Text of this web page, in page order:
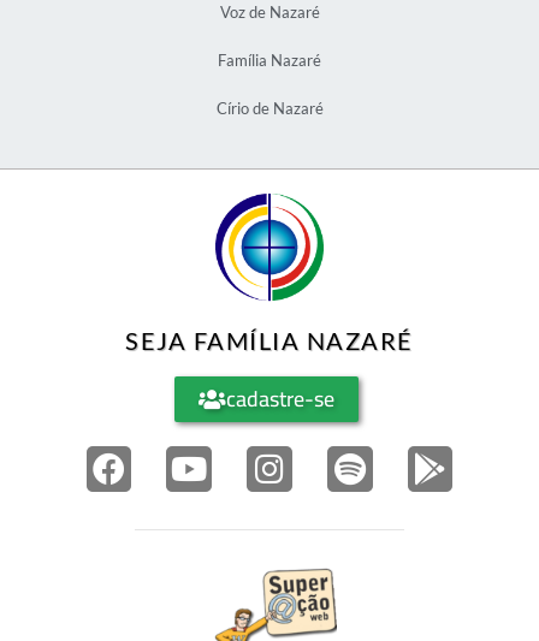
Voz de Nazaré
Família Nazaré
Círio de Nazaré
SEJA FAMÍLIA NAZARÉ
cadastre-se